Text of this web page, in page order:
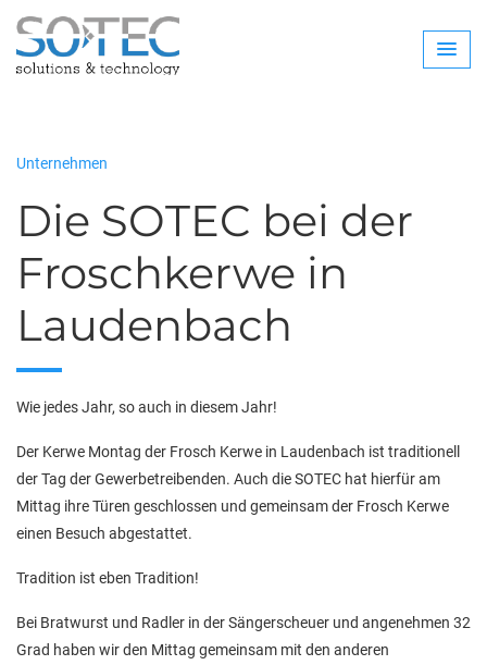
Unternehmen
Die SOTEC bei der
Froschkerwe in
Laudenbach
Wie jedes Jahr, so auch in diesem Jahr!
Der Kerwe Montag der Frosch Kerwe in Laudenbach ist traditionell
der Tag der Gewerbetreibenden. Auch die SOTEC hat hierfür am
Mittag ihre Türen geschlossen und gemeinsam der Frosch Kerwe
einen Besuch abgestattet.
Tradition ist eben Tradition!
Bei Bratwurst und Radler in der Sängerscheuer und angenehmen 32
Grad haben wir den Mittag gemeinsam mit den anderen